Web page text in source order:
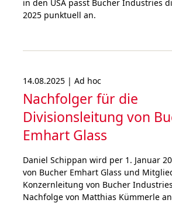
in den USA passt Bucher Industries
2025 punktuell an.
14.08.2025 | Ad hoc
Nachfolger für die
Divisionsleitung von
Emhart Glass
Daniel Schippan wird per 1. Januar
von Bucher Emhart Glass und
Konzernleitung von Bucher
Nachfolge von Matthias Kümmerle